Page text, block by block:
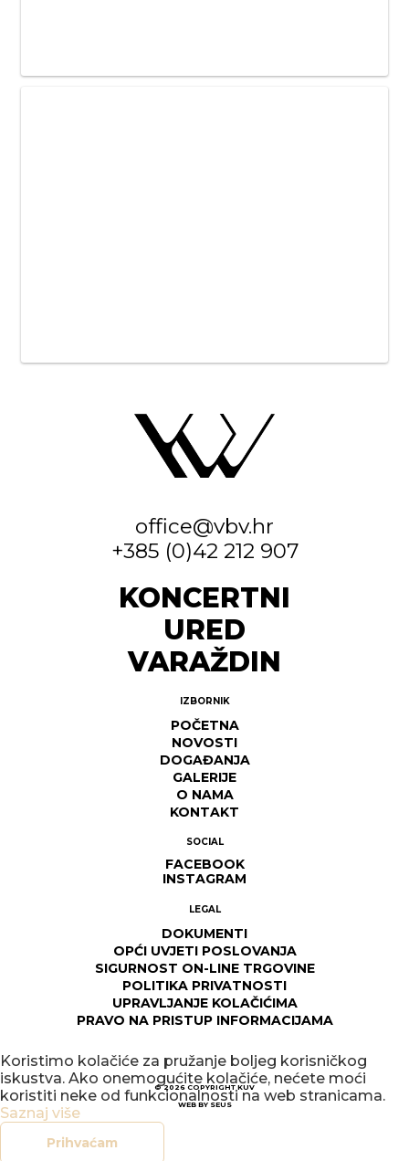
office@vbv.hr
+385 (0)42 212 907
KONCERTNI
URED
VARAŽDIN
IZBORNIK
POČETNA
NOVOSTI
DOGAĐANJA
GALERIJE
O NAMA
KONTAKT
SOCIAL
FACEBOOK
INSTAGRAM
LEGAL
DOKUMENTI
OPĆI UVJETI POSLOVANJA
SIGURNOST ON-LINE TRGOVINE
POLITIKA PRIVATNOSTI
UPRAVLJANJE KOLAČIĆIMA
PRAVO NA PRISTUP INFORMACIJAMA
© 2026 COPYRIGHT KUV
WEB BY SEUS
Koristimo kolačiće za pružanje boljeg korisničkog
iskustva. Ako onemogućite kolačiće, nećete moći
koristiti neke od funkcionalnosti na web stranicama.
Saznaj više
Prihvaćam